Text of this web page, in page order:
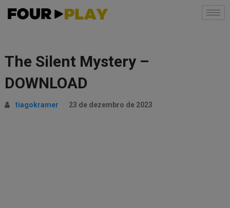
The Silent Mystery –
DOWNLOAD
tiagokramer 23 de dezembro de 2023